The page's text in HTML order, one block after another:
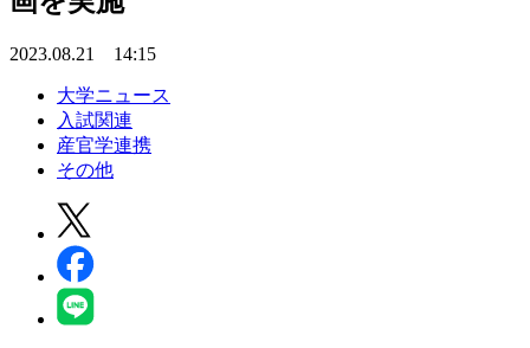
2023.08.21 14:15
大学ニュース
入試関連
産官学連携
その他